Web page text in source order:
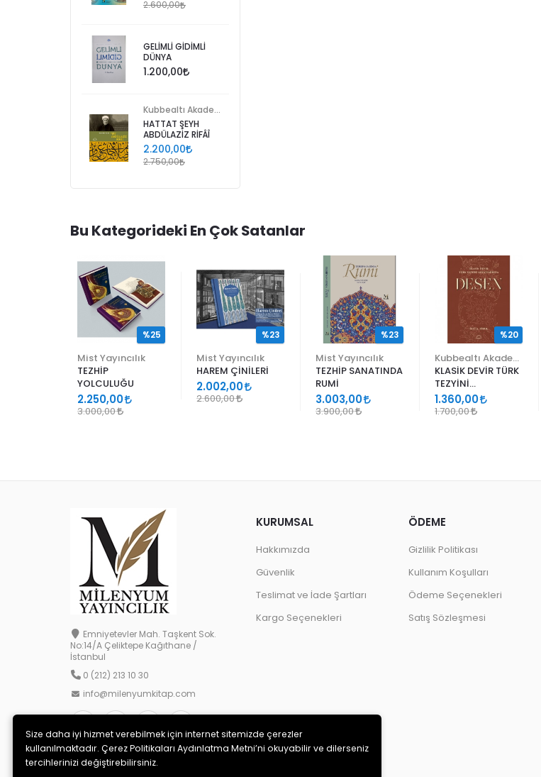
2.600,00
GELİMLİ GİDİMLİ
DÜNYA
1.200,00
HATTAT ŞEYH
ABDÜLAZİZ RİFÂÎ
2.200,00
2.750,00
Bu Kategorideki En Çok Satanlar
Mist Yayıncılık
TEZHİP
YOLCULUĞU
2.250,00
3.000,00
%25
Mist Yayıncılık
HAREM ÇİNİLERİ
2.002,00
2.600,00
%23
Mist Yayıncılık
TEZHİP SANATINDA
RUMİ
3.003,00
3.900,00
%23
KLASİK DEVİR TÜRK
TEZYİNİ
SANATLARINDA
DESEN
1.360,00
1.700,00
%20
Emniyetevler Mah. Taşkent Sok.
No:14/A Çeliktepe Kağıthane /
İstanbul
0 (212) 213 10 30
info@milenyumkitap.com
KURUMSAL
Hakkımızda
Güvenlik
Teslimat ve İade Şartları
Kargo Seçenekleri
ÖDEME
Gizlilik Politikası
Kullanım Koşulları
Ödeme Seçenekleri
Satış Sözleşmesi
Size daha iyi hizmet verebilmek için internet sitemizde çerezler
kullanılmaktadır. Çerez Politikaları Aydınlatma Metni’ni okuyabilir ve dilerseniz
tercihlerinizi değiştirebilirsiniz.